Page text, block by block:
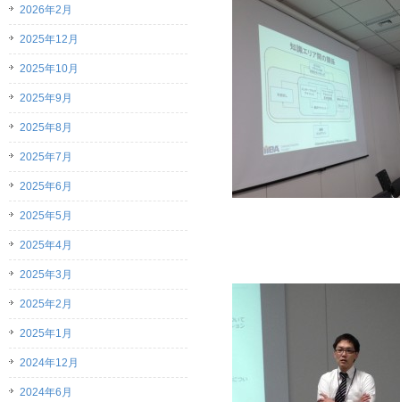
2026年2月
2025年12月
2025年10月
2025年9月
2025年8月
2025年7月
2025年6月
2025年5月
2025年4月
2025年3月
2025年2月
2025年1月
2024年12月
2024年6月